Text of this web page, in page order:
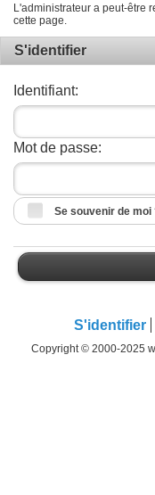
L'administrateur a peut-être
cette page.
S'identifier
Identifiant:
Mot de passe:
Se souvenir de moi
S'identifier
Copyright © 2000-2025